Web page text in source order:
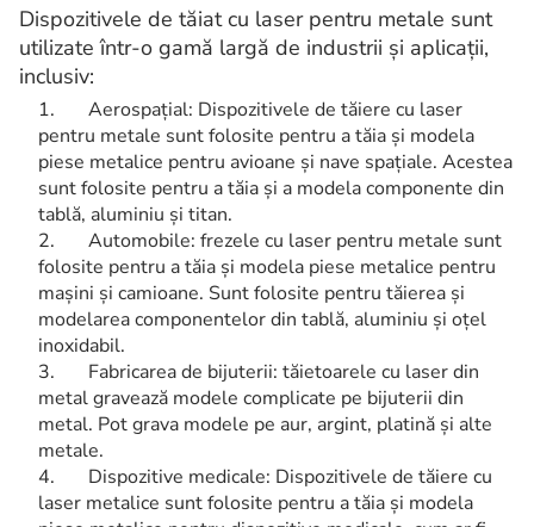
Dispozitivele de tăiat cu laser pentru metale sunt
utilizate într-o gamă largă de industrii și aplicații,
inclusiv:
Aerospațial: Dispozitivele de tăiere cu laser
pentru metale sunt folosite pentru a tăia și modela
piese metalice pentru avioane și nave spațiale. Acestea
sunt folosite pentru a tăia și a modela componente din
tablă, aluminiu și titan.
Automobile: frezele cu laser pentru metale sunt
folosite pentru a tăia și modela piese metalice pentru
mașini și camioane. Sunt folosite pentru tăierea și
modelarea componentelor din tablă, aluminiu și oțel
inoxidabil.
Fabricarea de bijuterii: tăietoarele cu laser din
metal gravează modele complicate pe bijuterii din
metal. Pot grava modele pe aur, argint, platină și alte
metale.
Dispozitive medicale: Dispozitivele de tăiere cu
laser metalice sunt folosite pentru a tăia și modela